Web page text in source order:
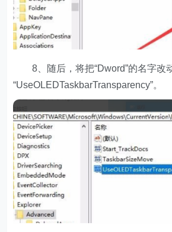
8、随后，将把“Dword”的名字改
“UseOLEDTaskbarTransparency”。